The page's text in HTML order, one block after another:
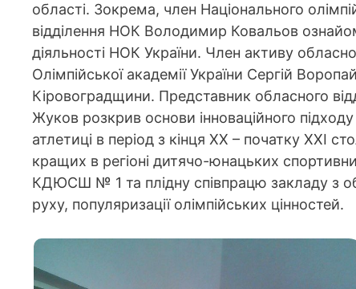
області. Зокрема, член Національного
відділення НОК Володимир Ковальов
діяльності НОК України. Член активу
Олімпійської академії України Сергій
Кіровоградщини. Представник обласного
Жуков розкрив основи інноваційного підходу
атлетиці в період з кінця ХХ – початку ХХІ
кращих в регіоні дитячо-юнацьких
КДЮСШ № 1 та плідну співпрацю закладу з
руху, популяризації олімпійських цінностей.